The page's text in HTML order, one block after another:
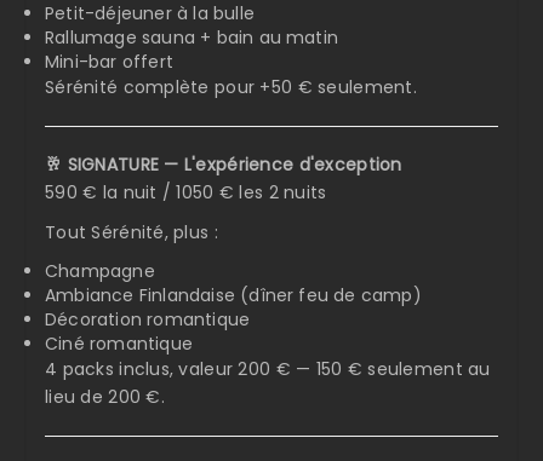
Petit-déjeuner à la bulle
Rallumage sauna + bain au matin
Mini-bar offert
Sérénité complète pour +50 € seulement.
🥂 SIGNATURE — L'expérience d'exception
590 € la nuit / 1050 € les 2 nuits
Tout Sérénité, plus :
Champagne
Ambiance Finlandaise (dîner feu de camp)
Décoration romantique
Ciné romantique
4 packs inclus, valeur 200 € — 150 € seulement au
lieu de 200 €.